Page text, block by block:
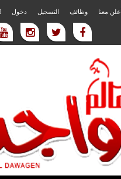
معنا وظائف التسجيل دخول